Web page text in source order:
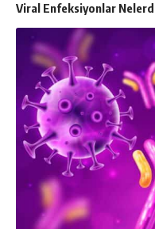
Viral Enfeksiyonlar